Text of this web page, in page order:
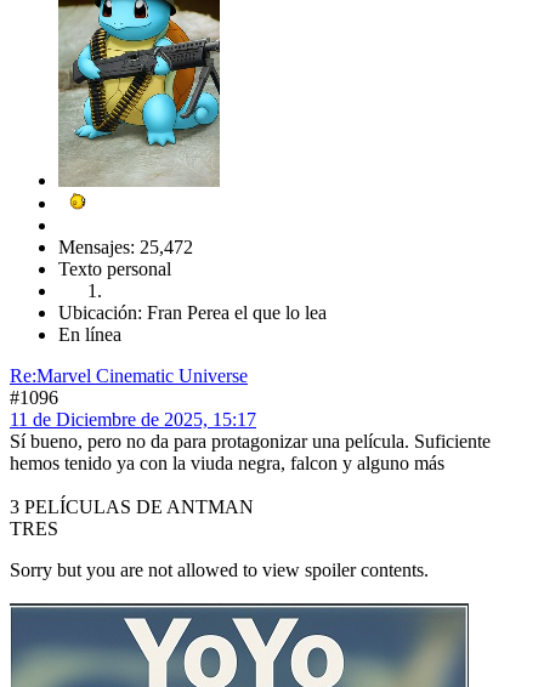
Mensajes: 25,472
Texto personal
Ubicación: Fran Perea el que lo lea
En línea
Re:Marvel Cinematic Universe
#1096
11 de Diciembre de 2025, 15:17
Sí bueno, pero no da para protagonizar una película. Suficiente
hemos tenido ya con la viuda negra, falcon y alguno más
3 PELÍCULAS DE ANTMAN
TRES
Sorry but you are not allowed to view spoiler contents.